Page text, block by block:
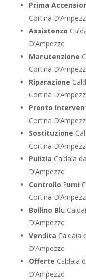
Prima
Cortina
Assistenza
D’Ampezzo
Manutenzione
Cortina
Riparazione
Cortina
Pronto
Cortina
Sostituzione
Cortina
Pulizia Caldaia
D’Ampezzo
Controllo Fumi
Cortina
Bollino Blu
D’Ampezzo
Vendita Caldaia
D’Ampezzo
Offerte Caldaia
D’Ampezzo